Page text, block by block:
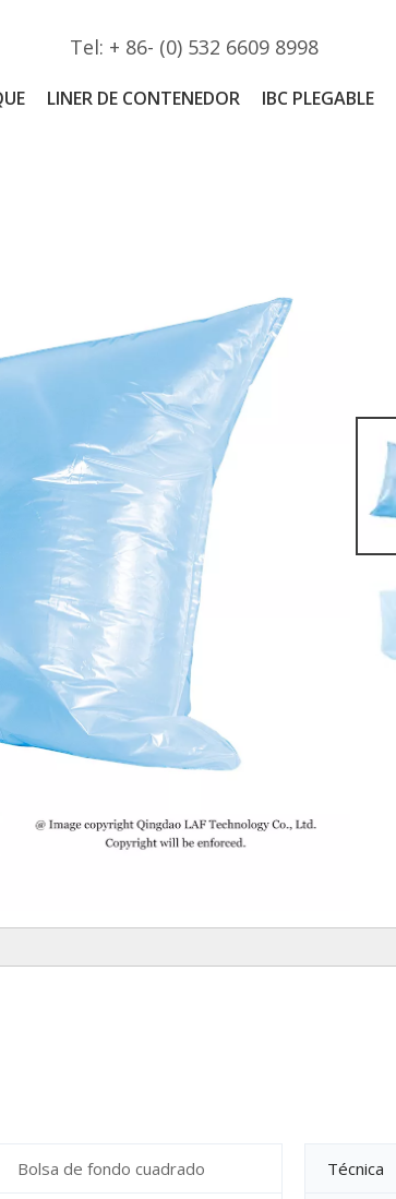
Tel: + 86- (0) 532 6609 8998
LINER DE CONTENEDOR IBC PLEGABLE
Bolsa de fondo cuadrado Técnica